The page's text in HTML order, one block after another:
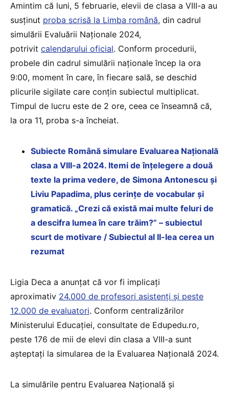
Amintim că luni, 5 februarie, elevii de clasa a VIII-a au
susținut proba scrisă la Limba română, din cadrul
simulării Evaluării Naționale 2024,
potrivit calendarului oficial. Conform procedurii,
probele din cadrul simulării naționale încep la ora
9:00, moment în care, în fiecare sală, se deschid
plicurile sigilate care conțin subiectul multiplicat.
Timpul de lucru este de 2 ore, ceea ce înseamnă că,
la ora 11, proba s-a încheiat.
Subiecte Română simulare Evaluarea Națională
clasa a VIII-a 2024. Itemi de înțelegere a două
texte la prima vedere, de Simona Antonescu și
Liviu Papadima, plus cerințe de vocabular și
gramatică. „Crezi că există mai multe feluri de
a descifra lumea în care trăim?” – subiectul
scurt de motivare / Subiectul al II-lea cerea un
rezumat
Ligia Deca a anunțat că vor fi implicați
aproximativ 24.000 de profesori asistenți și peste
12.000 de evaluatori. Conform centralizărilor
Ministerului Educației, consultate de Edupedu.ro,
peste 176 de mii de elevi din clasa a VIII-a sunt
așteptați la simularea de la Evaluarea Națională 2024.
La simulările pentru Evaluarea Națională și